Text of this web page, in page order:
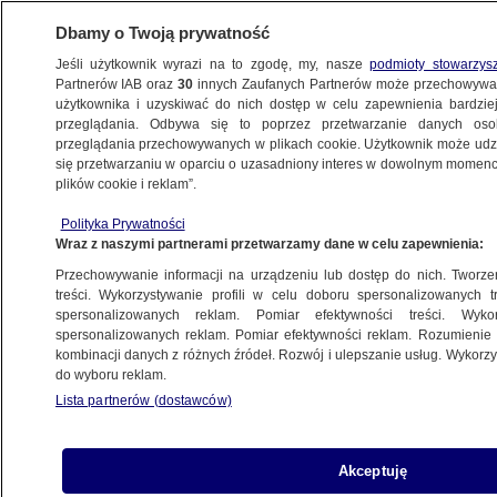
POLSKA
na studniówce z Małgorzatą
Tomaszewską. Jest nagranie
Oprac.Paulina Borowska
14.05.2026, 17:35
Dbamy o Twoją prywatność
Jeśli użytkownik wyrazi na to zgodę, my, naszepodmioty
Partnerów IAB oraz30 innych Zaufanych Partnerów może
użytkownika i uzyskiwać do nich dostęp w celu zapewnienia
przeglądania. Odbywa się to poprzez przetwarzanie danych
przeglądania przechowywanych w plikach cookie. Użytkownik może
się przetwarzaniu w oparciu o uzasadniony interes w dowolnym
plików cookie i reklam”.
Polityka Prywatności
Wraz z naszymi partnerami przetwarzamy dane w celu zapewnienia:
Przechowywanie informacji na urządzeniu lub dostęp do nich.
treści. Wykorzystywanie profili w celu doboru spersonalizowanych
spersonalizowanych reklam. Pomiar efektywności treści.
spersonalizowanych reklam. Pomiar efektywności reklam.
kombinacji danych z różnych źródeł. Rozwój i ulepszanie usług.
do wyboru reklam.
Lista partnerów (dostawców)
Akceptuję